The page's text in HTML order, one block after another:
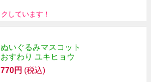
しています！
ぬいぐるみマスコット
おすわり ユキヒョウ
770円 (税込)